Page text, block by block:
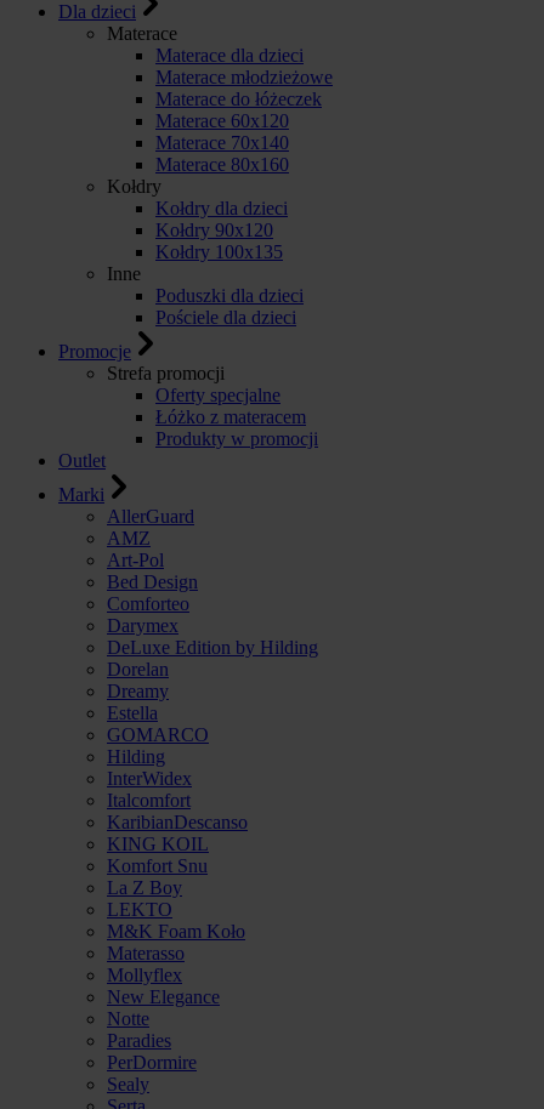
Dla dzieci
Materace
Materace dla dzieci
Materace młodzieżowe
Materace do łóżeczek
Materace 60x120
Materace 70x140
Materace 80x160
Kołdry
Kołdry dla dzieci
Kołdry 90x120
Kołdry 100x135
Inne
Poduszki dla dzieci
Pościele dla dzieci
Promocje
Strefa promocji
Oferty specjalne
Łóżko z materacem
Produkty w promocji
Outlet
Marki
AllerGuard
AMZ
Art-Pol
Bed Design
Comforteo
Darymex
DeLuxe Edition by Hilding
Dorelan
Dreamy
Estella
GOMARCO
Hilding
InterWidex
Italcomfort
KaribianDescanso
KING KOIL
Komfort Snu
La Z Boy
LEKTO
M&K Foam Koło
Materasso
Mollyflex
New Elegance
Notte
Paradies
PerDormire
Sealy